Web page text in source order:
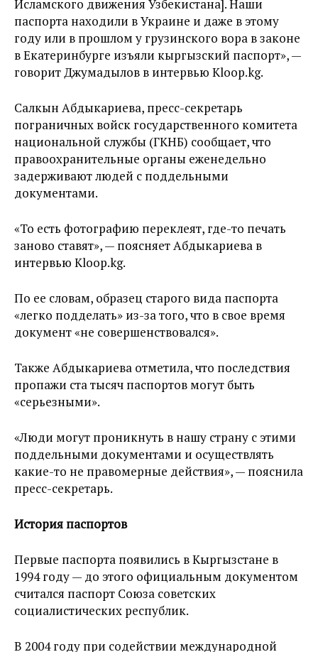
Исламского движения Узбекистана]. Наши
паспорта находили в Украине и даже в этому
году или в прошлом у грузинского вора в законе
в Екатеринбурге изъяли кыргызский паспорт», —
говорит Джумадылов в интервью Kloop.kg.
Салкын Абдыкариева, пресс-секретарь
пограничных войск государственного комитета
национальной службы (ГКНБ) сообщает, что
правоохранительные органы еженедельно
задерживают людей с поддельными
документами.
«То есть фотографию переклеят, где-то печать
заново ставят», — поясняет Абдыкариева в
интервью Kloop.kg.
По ее словам, образец старого вида паспорта
«легко подделать» из-за того, что в свое время
документ «не совершенствовался».
Также Абдыкариева отметила, что последствия
пропажи ста тысяч паспортов могут быть
«серьезными».
«Люди могут проникнуть в нашу страну с этими
поддельными документами и осуществлять
какие-то не правомерные действия», — пояснила
пресс-секретарь.
История паспортов
Первые паспорта появились в Кыргызстане в
1994 году — до этого официальным документом
считался паспорт Союза советских
социалистических республик.
В 2004 году при содействии международной